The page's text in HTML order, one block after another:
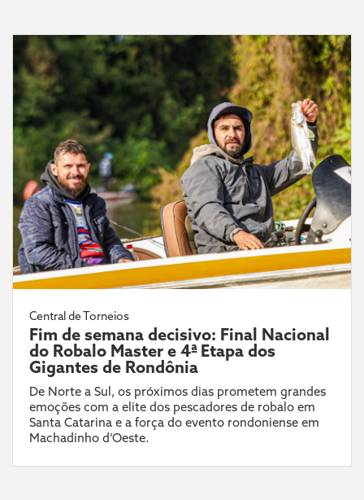
Central de Torneios
Fim de semana decisivo: Final Nacional
do Robalo Master e 4ª Etapa dos
Gigantes de Rondônia
De Norte a Sul, os próximos dias prometem grandes
emoções com a elite dos pescadores de robalo em
Santa Catarina e a força do evento rondoniense em
Machadinho d’Oeste.